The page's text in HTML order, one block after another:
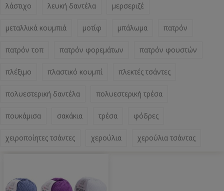
λάστιχο λευκή δαντέλα μερσεριζέ
μεταλλικά κουμπιά μοτίφ μπάλωμα πατρόν
πατρόν τοπ πατρόν φορεμάτων πατρόν φουστών
πλέξιμο πλαστικό κουμπί πλεκτές τσάντες
πολυεστερική δαντέλα πολυεστερική τρέσα
πουκάμισα σακάκια τρέσα φόδρες
χειροποίητες τσάντες χερούλια χερούλια τσάντας